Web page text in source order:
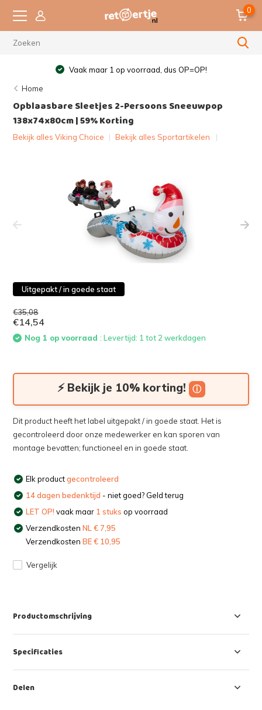
0
Vaak maar 1 op voorraad, dus OP=OP!
Home
Opblaasbare Sleetjes 2-Persoons Sneeuwpop
138x74x80cm | 59% Korting
Bekijk alles Viking Choice | Bekijk alles Sportartikelen
Uitgepakt / in goede staat
€35,08
€14,54
Nog 1 op voorraad: Levertijd: 1 tot 2 werkdagen
⚡ Bekijk je 10% korting! ⓘ
Dit product heeft het label uitgepakt / in goede staat. Het is
gecontroleerd door onze medewerker en kan sporen van
montage bevatten; functioneel en in goede staat.
Elk productgecontroleerd
14 dagen bedenktijd - niet goed? Geld terug
LET OP! vaak maar 1 stuks op voorraad
VerzendkostenNL € 7,95
VerzendkostenBE € 10,95
Vergelijk
Productomschrijving
Specificaties
Delen